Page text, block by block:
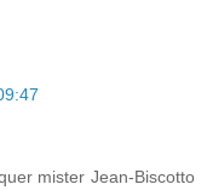
mister Jean-Biscotto